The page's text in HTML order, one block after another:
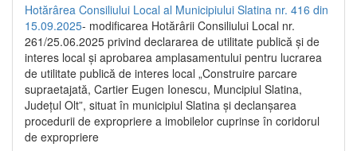
Hotărârea Consiliului Local al Municipiului Slatina nr. 416 din
15.09.2025- modificarea Hotărârii Consiliului Local nr.
261/25.06.2025 privind declararea de utilitate publică și de
interes local și aprobarea amplasamentului pentru lucrarea
de utilitate publică de interes local „Construire parcare
supraetajată, Cartier Eugen Ionescu, Muncipiul Slatina,
Județul Olt”, situat în municipiul Slatina și declanșarea
procedurii de expropriere a imobilelor cuprinse în coridorul
de expropriere